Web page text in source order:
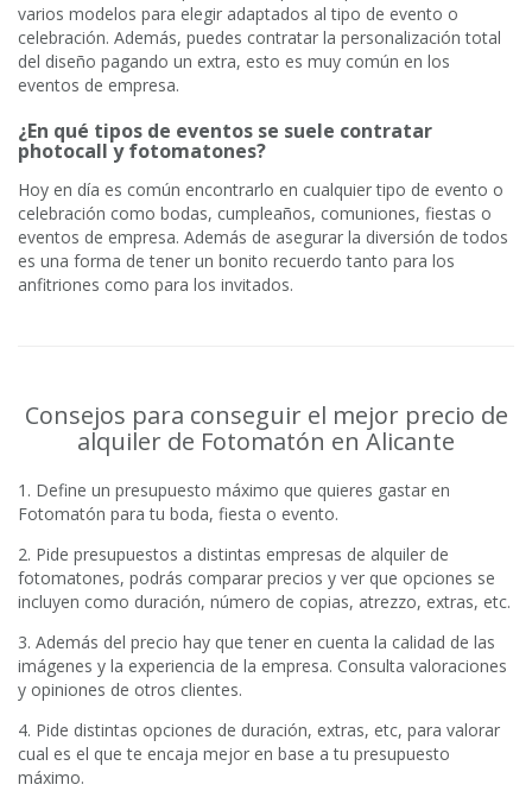
varios modelos para elegir adaptados al tipo de evento o
celebración. Además, puedes contratar la personalización total
del diseño pagando un extra, esto es muy común en los
eventos de empresa.
¿En qué tipos de eventos se suele contratar
photocall y fotomatones?
Hoy en día es común encontrarlo en cualquier tipo de evento o
celebración como bodas, cumpleaños, comuniones, fiestas o
eventos de empresa. Además de asegurar la diversión de todos
es una forma de tener un bonito recuerdo tanto para los
anfitriones como para los invitados.
Consejos para conseguir el mejor precio de
alquiler de Fotomatón en Alicante
1. Define un presupuesto máximo que quieres gastar en
Fotomatón para tu boda, fiesta o evento.
2. Pide presupuestos a distintas empresas de alquiler de
fotomatones, podrás comparar precios y ver que opciones se
incluyen como duración, número de copias, atrezzo, extras, etc.
3. Además del precio hay que tener en cuenta la calidad de las
imágenes y la experiencia de la empresa. Consulta valoraciones
y opiniones de otros clientes.
4. Pide distintas opciones de duración, extras, etc, para valorar
cual es el que te encaja mejor en base a tu presupuesto
máximo.